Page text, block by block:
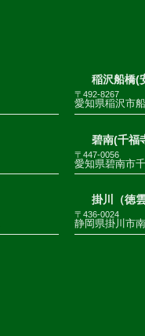
稲沢船橋(
〒492-8267
愛知県稲沢市
碧南(千福
〒447-0056
愛知県碧南市
掛川（徳雲
〒436-0024
静岡県掛川市